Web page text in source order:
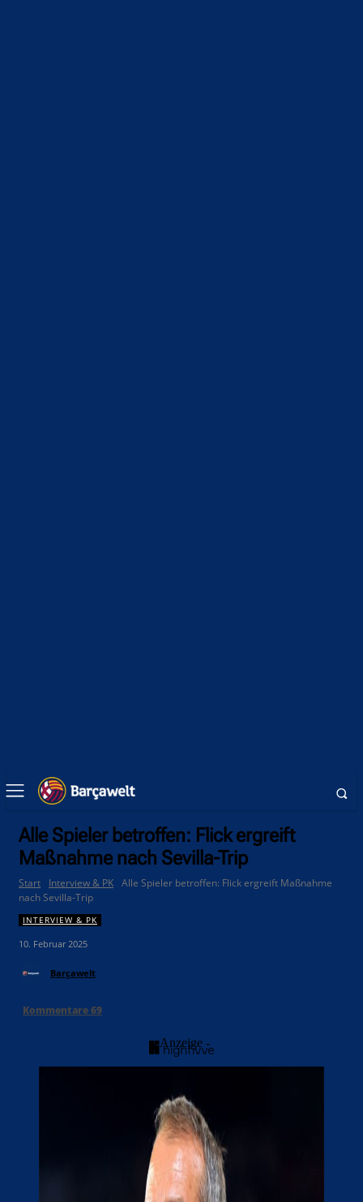
Alle Spieler betroffen: Flick ergreift
Maßnahme nach Sevilla-Trip
Start Interview & PK Alle Spieler betroffen: Flick ergreift Maßnahme
nach Sevilla-Trip
INTERVIEW & PK
10. Februar 2025
Barçawelt
Kommentare69
- Anzeige -